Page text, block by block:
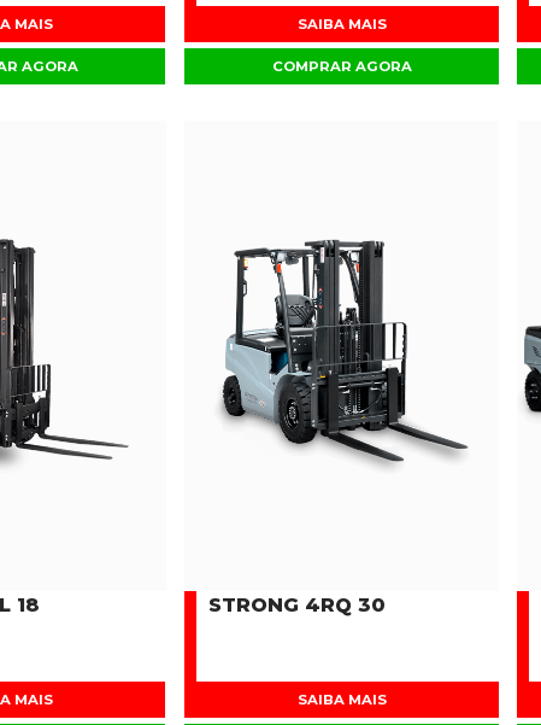
MAIS
AGORA
SAIBA MAIS
COMPRAR AGORA
18
MAIS
STRONG 4RQ 30
SAIBA MAIS